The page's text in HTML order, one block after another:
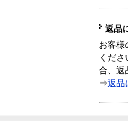
返品
お客様
くだ
合、返
⇒返品